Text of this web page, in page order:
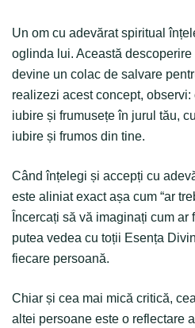
Un om cu adevărat spiritual
oglinda lui. Această
devine un colac de salvare
realizezi acest concept,
iubire și frumusețe în jurul tău,
iubire și frumos din tine.
Când înțelegi și accepți cu
este aliniat exact așa cum “ar
Încercați să vă imaginați cum ar
putea vedea cu toții Esența
fiecare persoană.
Chiar și cea mai mică critică,
altei persoane este o reflectare